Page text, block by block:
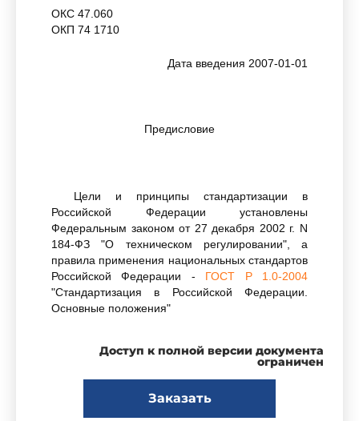
ОКС 47.060
ОКП 74 1710
Дата введения 2007-01-01
Предисловие
Цели и принципы стандартизации в
Российской Федерации установлены
Федеральным законом от 27 декабря 2002 г. N
184-ФЗ "О техническом регулировании", а
правила применения национальных стандартов
Российской Федерации - ГОСТ Р 1.0-2004
"Стандартизация в Российской Федерации.
Основные положения"
Сведения о стандарте
1 ПОДГОТОВЛЕН Научно-
Доступ к полной версии документа
ограничен
Заказать